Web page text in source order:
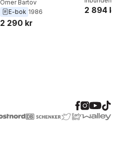
and the Barbarisation
ofWarfare
Omer Bartov
E-bok 1986
2 290 kr
2 894 kr